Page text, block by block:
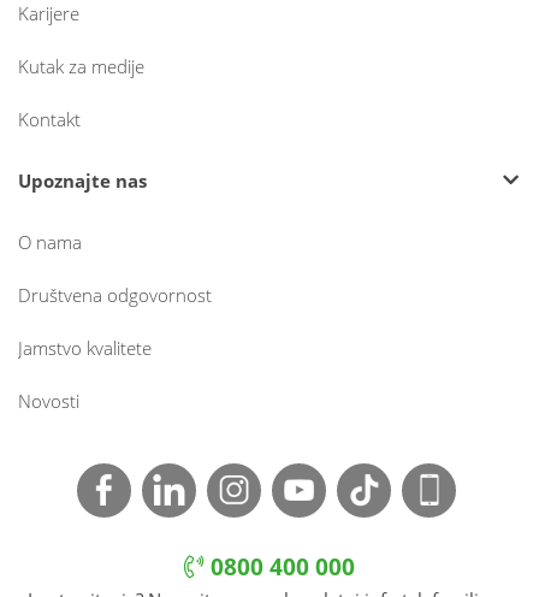
Karijere
Kutak za medije
Kontakt
Upoznajte nas
O nama
Društvena odgovornost
Jamstvo kvalitete
Novosti
0800 400 000